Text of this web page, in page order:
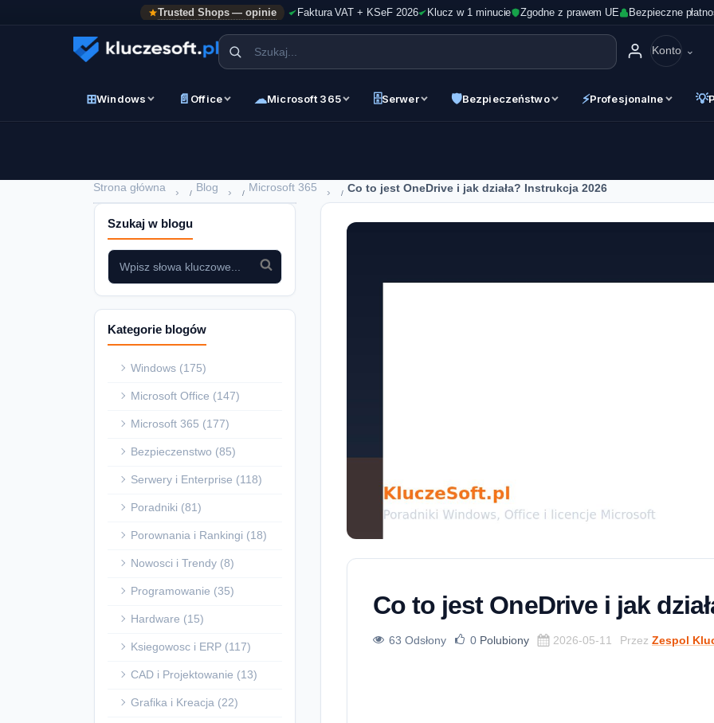
Trusted Shops — opinie Faktura VAT + KSeF 2026 Klucz w 1 minucie Zgodne z prawem UE Bezpieczne
Konto
⊞Windows 📄 Office ☁Microsoft 365 🗄Serwer 🛡Bezpieczeństwo ⚡Profesjonalne 💡
Strona główna › Blog › Microsoft 365 › Co to jest OneDrive i jak działa? Instrukcja 2026
Szukaj w blogu
Kategorie blogów
Windows (175)
Microsoft Office (147)
Microsoft 365 (177)
Bezpieczenstwo (85)
Serwery i Enterprise (118)
Poradniki (81)
Porownania i Rankingi (18)
Nowosci i Trendy (8)
Programowanie (35)
Hardware (15)
Ksiegowosc i ERP (117)
CAD i Projektowanie (13)
Grafika i Kreacja (22)
Co to jest OneDrive i jak
63 Odsłony 0 Polubiony 2026-05-11 Przez Zespol